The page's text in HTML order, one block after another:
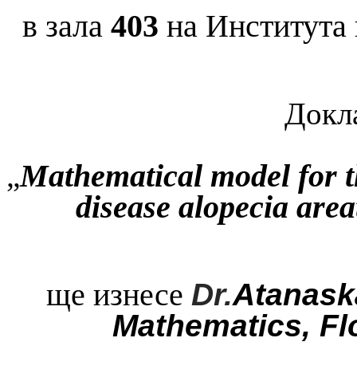
в зала 403 на
„Mathematical model for
disease alopecia
ще изнесе Dr.
Mathematics,